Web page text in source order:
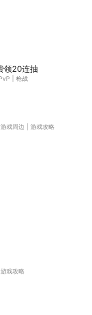
领20连抽
枪战
游戏周边
游戏攻略
游戏攻略